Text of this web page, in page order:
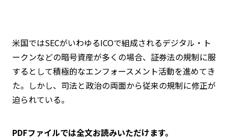
米国ではSECがいわゆるICOで組成されるデジタル・ト
ークンなどの暗号資産が多くの場合、証券法の規制に服
するとして積極的なエンフォースメント活動を進めてき
た。しかし、司法と政治の両面から従来の規制に修正が
迫られている。
PDFファイルでは全文お読みいただけます。